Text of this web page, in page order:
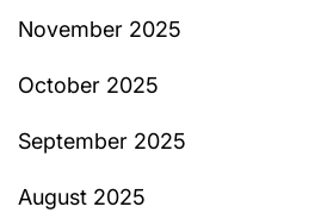
November 2025
October 2025
September 2025
August 2025